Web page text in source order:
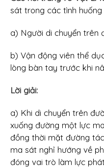
sát trong các tình huống
a) Người di chuyển trên
b) Vận động viên thể
lòng bàn tay trước khi
Lời giải:
a) Khi di chuyển trên
xuống đường một lực
đồng thời mặt đường
ma sát nghỉ hướng về
đóng vai trò làm lực